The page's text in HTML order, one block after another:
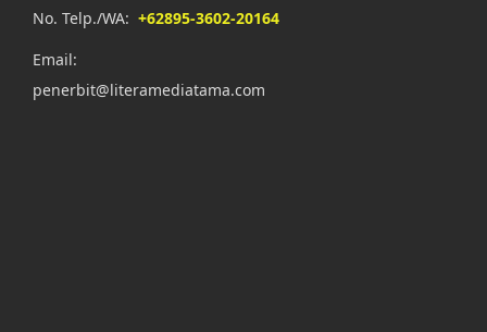
No. Telp./WA: +62895-3602-20164
Email:
penerbit@literamediatama.com